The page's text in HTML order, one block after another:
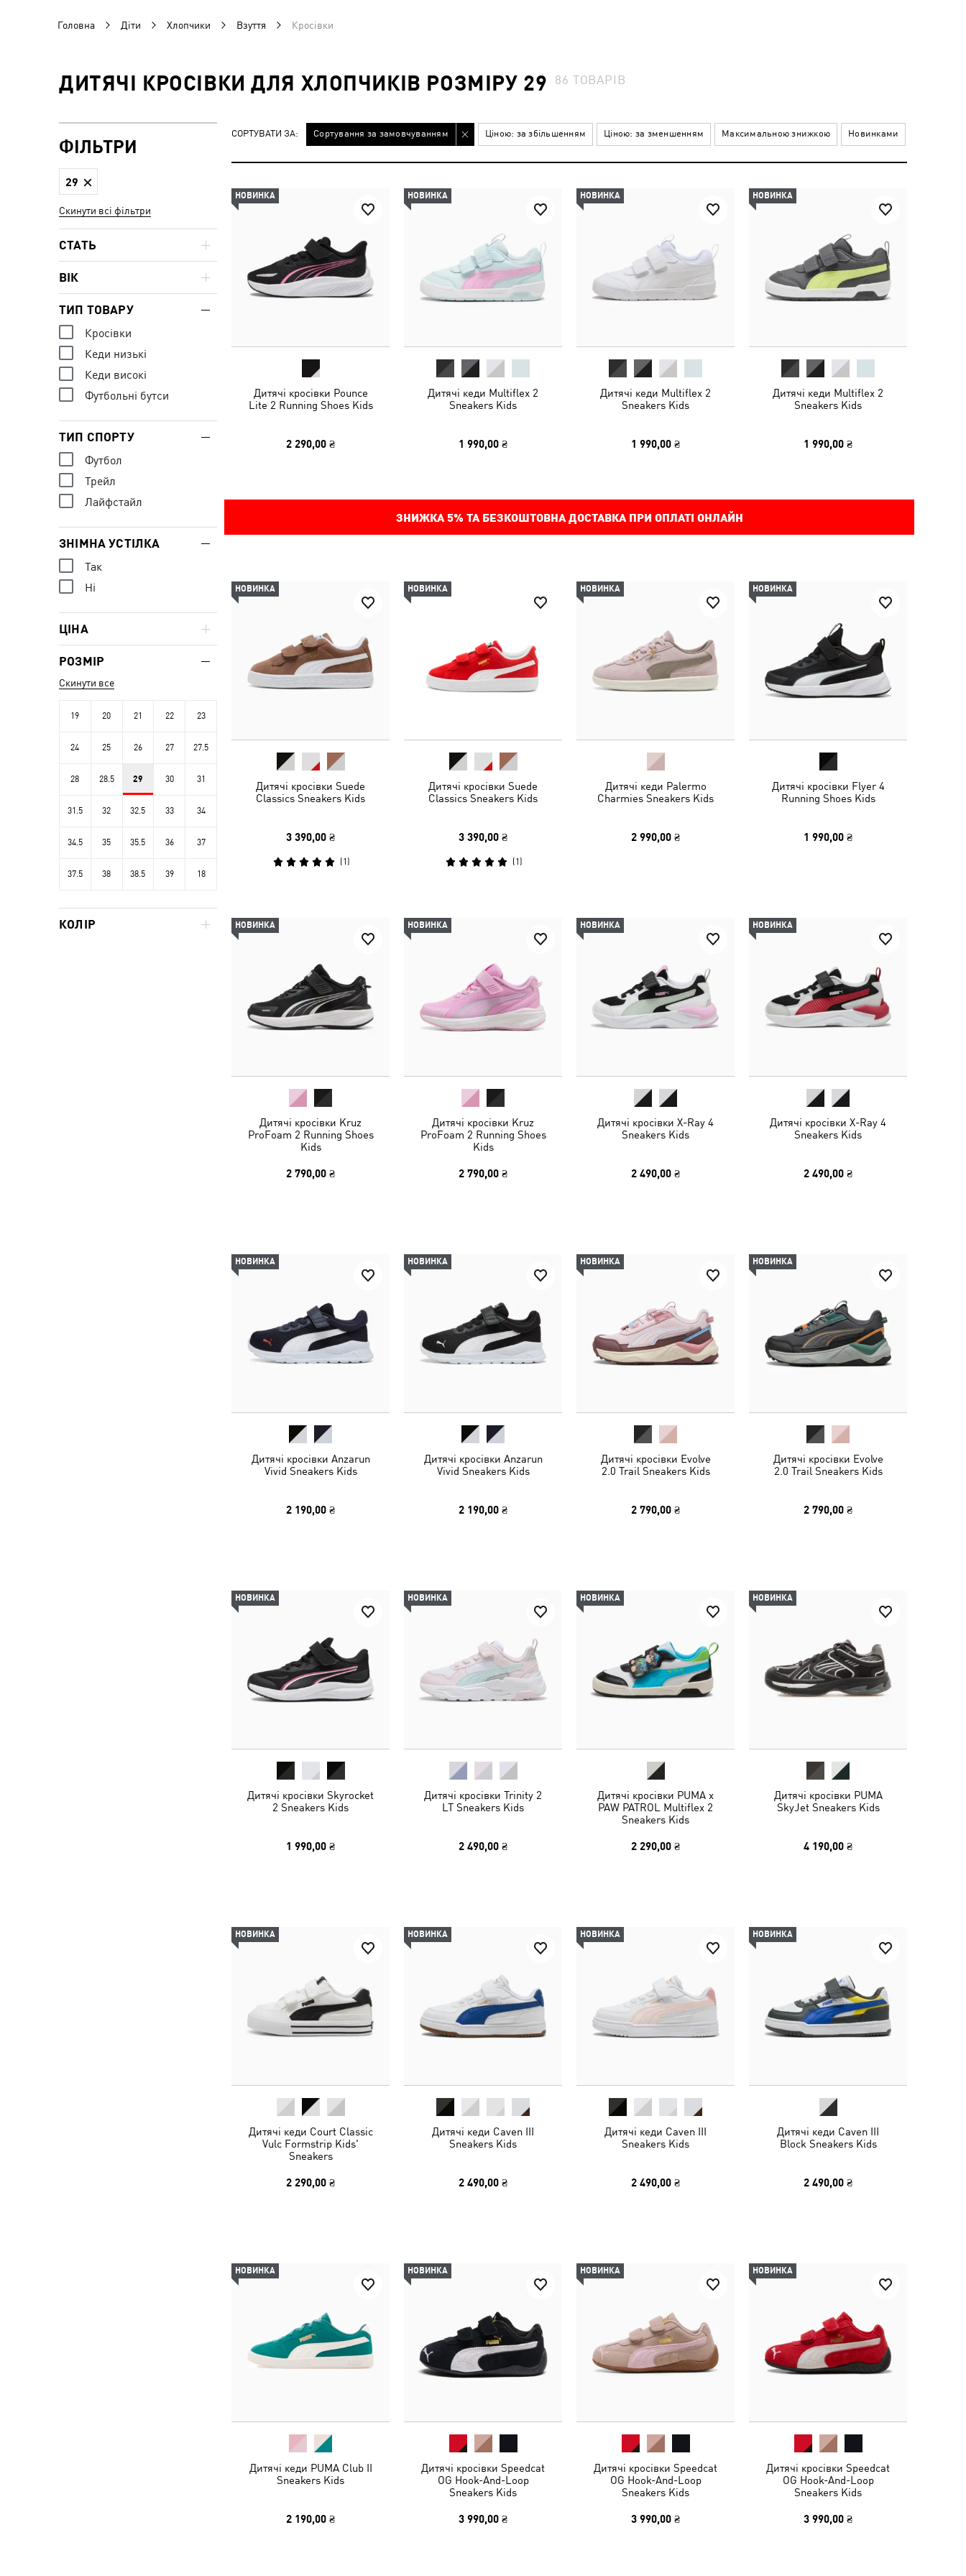
Головна Діти Хлопчики Взуття Кросівки
ДИТЯЧІ КРОСІВКИ ДЛЯ ХЛОПЧИКІВ РОЗМІРУ 29 86 ТОВАРІВ
СОРТУВАТИ ЗА: Сортування за замовчуванням Ціною: за збільшенням Ціною: за зменшенням Максимальною знижкою Новинками
НОВИНКА
Дитячі кросівки Pounce
Lite 2 Running Shoes Kids
2 290,00 ₴
НОВИНКА
Дитячі кеди Multiflex 2
Sneakers Kids
1 990,00 ₴
НОВИНКА
Дитячі кеди Multiflex 2
Sneakers Kids
1 990,00 ₴
НОВИНКА
Дитячі кеди Multiflex 2
Sneakers Kids
1 990,00 ₴
ЗНИЖКА 5% ТА БЕЗКОШТОВНА ДОСТАВКА ПРИ ОПЛАТІ ОНЛАЙН
НОВИНКА
Дитячі кросівки Suede
Classics Sneakers Kids
3 390,00 ₴
(1 )
НОВИНКА
Дитячі кросівки Suede
Classics Sneakers Kids
3 390,00 ₴
(1 )
НОВИНКА
Дитячі кеди Palermo
Charmies Sneakers Kids
2 990,00 ₴
НОВИНКА
Дитячі кросівки Flyer 4
Running Shoes Kids
1 990,00 ₴
НОВИНКА
Дитячі кросівки Kruz
ProFoam 2 Running Shoes
Kids
2 790,00 ₴
НОВИНКА
Дитячі кросівки Kruz
ProFoam 2 Running Shoes
Kids
2 790,00 ₴
НОВИНКА
Дитячі кросівки X-Ray 4
Sneakers Kids
2 490,00 ₴
НОВИНКА
Дитячі кросівки X-Ray 4
Sneakers Kids
2 490,00 ₴
НОВИНКА
Дитячі кросівки Anzarun
Vivid Sneakers Kids
2 190,00 ₴
НОВИНКА
Дитячі кросівки Anzarun
Vivid Sneakers Kids
2 190,00 ₴
НОВИНКА
Дитячі кросівки Evolve
2.0 Trail Sneakers Kids
2 790,00 ₴
НОВИНКА
Дитячі кросівки Evolve
2.0 Trail Sneakers Kids
2 790,00 ₴
НОВИНКА
Дитячі кросівки Skyrocket
2 Sneakers Kids
1 990,00 ₴
НОВИНКА
Дитячі кросівки Trinity 2
LT Sneakers Kids
2 490,00 ₴
НОВИНКА
Дитячі кросівки PUMA x
PAW PATROL Multiflex 2
Sneakers Kids
2 290,00 ₴
НОВИНКА
Дитячі кросівки PUMA
SkyJet Sneakers Kids
4 190,00 ₴
НОВИНКА
Дитячі кеди Court Classic
Vulc Formstrip Kids'
Sneakers
2 290,00 ₴
НОВИНКА
Дитячі кеди Caven III
Sneakers Kids
2 490,00 ₴
НОВИНКА
Дитячі кеди Caven III
Sneakers Kids
2 490,00 ₴
НОВИНКА
Дитячі кеди Caven III
Block Sneakers Kids
2 490,00 ₴
НОВИНКА
Дитячі кеди PUMA Club II
Sneakers Kids
2 190,00 ₴
НОВИНКА
Дитячі кросівки Speedcat
OG Hook-And-Loop
Sneakers Kids
3 990,00 ₴
НОВИНКА
Дитячі кросівки Speedcat
OG Hook-And-Loop
Sneakers Kids
3 990,00 ₴
НОВИНКА
Дитячі кросівки Speedcat
OG Hook-And-Loop
Sneakers Kids
3 990,00 ₴
ФІЛЬТРИ
29
Скинути всі фільтри
СТАТЬ
ВІК
ТИП ТОВАРУ
Кросівки
Кеди низькі
Кеди високі
Футбольні бутси
ТИП СПОРТУ
Футбол
Трейл
Лайфстайл
ЗНІМНА УСТІЛКА
Так
Ні
ЦІНА
РОЗМІР
Скинути все
19 20 21 22 23
24 25 26 27 27.5
28 28.5 29 30 31
31.5 32 32.5 33 34
34.5 35 35.5 36 37
37.5 38 38.5 39 18
КОЛІР